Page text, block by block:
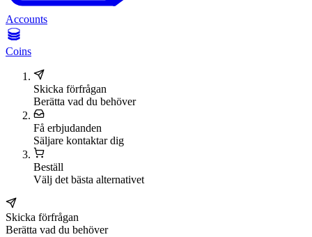
Accounts
Coins
Skicka förfrågan
Berätta vad du behöver
Få erbjudanden
Säljare kontaktar dig
Beställ
Välj det bästa alternativet
Skicka förfrågan
Berätta vad du behöver